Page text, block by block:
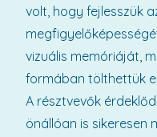
volt, hogy fejlesszük
vizuális memóriáját,
formában tölthettük
A résztvevők
önállóan is